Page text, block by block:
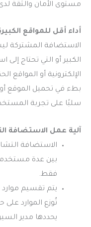
مستوى الأمان والثقة
أداء أقل للمواقع
الاستضافة المشتركة
الكبير أو التي تحتاج إلى
الإلكترونية أو المواقع
بطء في تحميل الموقع
سلبًا على تجربة
آلية عمل الاستضافة
الاستضافة
بين عدة
فقط.
يتم تقسيم
تُوزع الموارد
يحددها مدير